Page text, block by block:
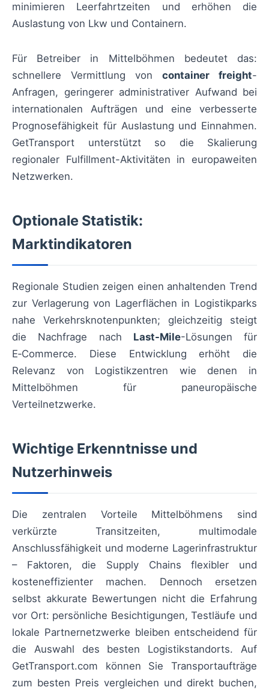
minimieren Leerfahrtzeiten und erhöhen die
Auslastung von Lkw und Containern.
Für Betreiber in Mittelböhmen bedeutet das:
schnellere Vermittlung von container freight-
Anfragen, geringerer administrativer Aufwand bei
internationalen Aufträgen und eine verbesserte
Prognosefähigkeit für Auslastung und Einnahmen.
GetTransport unterstützt so die Skalierung
regionaler Fulfillment-Aktivitäten in europaweiten
Netzwerken.
Optionale Statistik:
Marktindikatoren
Regionale Studien zeigen einen anhaltenden Trend
zur Verlagerung von Lagerflächen in Logistikparks
nahe Verkehrsknotenpunkten; gleichzeitig steigt
die Nachfrage nach Last-Mile-Lösungen für
E‑Commerce. Diese Entwicklung erhöht die
Relevanz von Logistikzentren wie denen in
Mittelböhmen für paneuropäische
Verteilnetzwerke.
Wichtige Erkenntnisse und
Nutzerhinweis
Die zentralen Vorteile Mittelböhmens sind
verkürzte Transitzeiten, multimodale
Anschlussfähigkeit und moderne Lagerinfrastruktur
– Faktoren, die Supply Chains flexibler und
kosteneffizienter machen. Dennoch ersetzen
selbst akkurate Bewertungen nicht die Erfahrung
vor Ort: persönliche Besichtigungen, Testläufe und
lokale Partnernetzwerke bleiben entscheidend für
die Auswahl des besten Logistikstandorts. Auf
GetTransport.com können Sie Transportaufträge
zum besten Preis vergleichen und direkt buchen,